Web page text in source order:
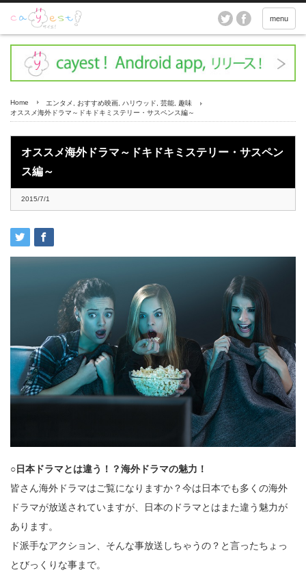
menu
Home エンタメ おすすめ映画 ハリウッド 芸能 趣味
オススメ海外ドラマ～ドキドキミステリー・サスペンス編～
オススメ海外ドラマ～ドキドキミステリー・サスペン
ス編～
2015/7/1
○日本ドラマとは違う！？海外ドラマの魅力！
皆さん海外ドラマはご覧になりますか？今は日本でも多くの海外
ドラマが放送されていますが、日本のドラマとはまた違う魅力が
あります。
ド派手なアクション、そんな事放送しちゃうの？と言ったちょっ
とびっくりな事まで。